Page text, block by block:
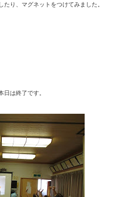
り、マグネットをつけてみました。
は終了です。